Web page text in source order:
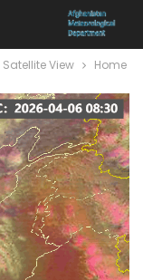
Home
Satellite View